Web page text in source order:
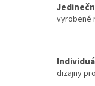
vyrobené
dizajny